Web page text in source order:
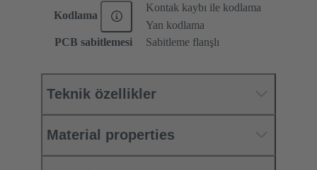
Kodlama
Kontak kaybı ile kodlama
Yan kodlama
PCB sabitlemesi
Sabitleme flanşlı
Teknik özellikler
Material properties